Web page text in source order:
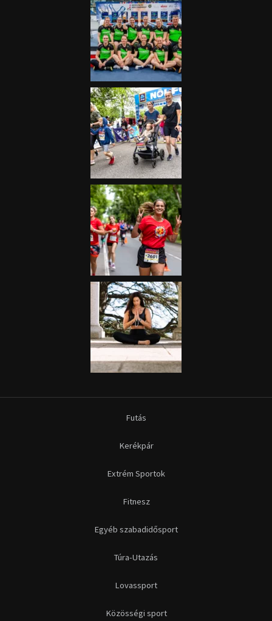
Futás
Kerékpár
Extrém Sportok
Fitnesz
Egyéb szabadidősport
Túra-Utazás
Lovassport
Közösségi sport